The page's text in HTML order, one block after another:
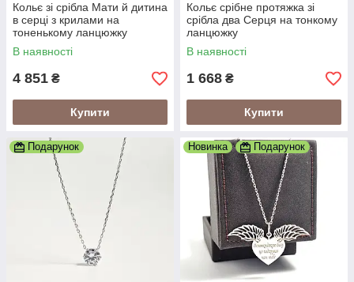
Кольє зі срібла Мати й дитина
в серці з крилами на
тоненькому ланцюжку
В наявності
4 851 ₴
Купити
Кольє срібне протяжка зі
срібла два Серця на тонкому
ланцюжку
В наявності
1 668 ₴
Купити
Подарунок Новинка Подарунок